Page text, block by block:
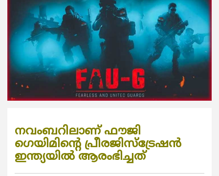
നവംബറിലാണ് ഫൗജി
ഗെയിമിന്റെ പ്രീരജിസ്‌ട്രേഷന്‍
ഇന്ത്യയില്‍ ആരംഭിച്ചത്